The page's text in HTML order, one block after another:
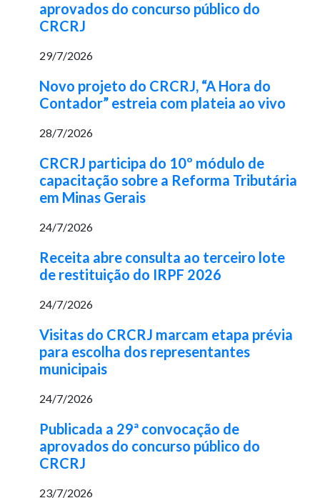
aprovados do concurso público do
CRCRJ
29/7/2026
Novo projeto do CRCRJ, “A Hora do
Contador” estreia com plateia ao vivo
28/7/2026
CRCRJ participa do 10º módulo de
capacitação sobre a Reforma Tributária
em Minas Gerais
24/7/2026
Receita abre consulta ao terceiro lote
de restituição do IRPF 2026
24/7/2026
Visitas do CRCRJ marcam etapa prévia
para escolha dos representantes
municipais
24/7/2026
Publicada a 29ª convocação de
aprovados do concurso público do
CRCRJ
23/7/2026